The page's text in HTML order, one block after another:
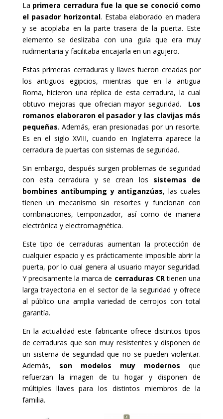
La primera cerradura fue la que se conoció como
el pasador horizontal. Estaba elaborado en madera
y se acoplaba en la parte trasera de la puerta. Este
elemento se deslizaba con una guía que era muy
rudimentaria y facilitaba encajarla en un agujero.
Estas primeras cerraduras y llaves fueron creadas por
los antiguos egipcios, mientras que en la antigua
Roma, hicieron una réplica de esta cerradura, la cual
obtuvo mejoras que ofrecian mayor seguridad. Los
romanos elaboraron el pasador y las clavijas más
pequeñas. Además, eran presionadas por un resorte.
Es en el siglo XVIII, cuando en Inglaterra aparece la
cerradura de puertas con sistemas de seguridad.
Sin embargo, después surgen problemas de seguridad
con esta cerradura y se crean los sistemas de
bombines antibumping y antiganzúas, las cuales
tienen un mecanismo sin resortes y funcionan con
combinaciones, temporizador, así como de manera
electrónica y electromagnética.
Este tipo de cerraduras aumentan la protección de
cualquier espacio y es prácticamente imposible abrir la
puerta, por lo cual genera al usuario mayor seguridad.
Y precisamente la marca de cerraduras CRtienen una
larga trayectoria en el sector de la seguridad y ofrece
al público una amplia variedad de cerrojos con total
garantía.
En la actualidad este fabricante ofrece distintos tipos
de cerraduras que son muy resistentes y disponen de
un sistema de seguridad que no se pueden violentar.
Además, son modelos muy modernos que
refuerzan la imagen de tu hogar y disponen de
múltiples llaves para los distintos miembros de la
familia.